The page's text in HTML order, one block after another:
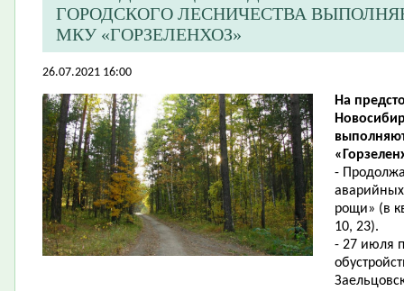
ГОРОДСКОГО ЛЕСНИЧЕСТВА
МКУ «ГОРЗЕЛЕНХОЗ»
26.07.2021 16:00
​На
-
рощи» (в
10, 23).
- 27 июля